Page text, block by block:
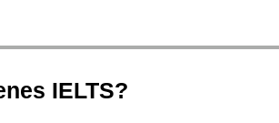
IELTS?